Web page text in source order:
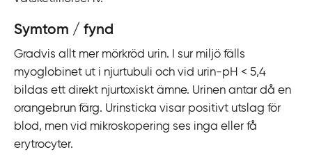
Symtom / fynd
Gradvis allt mer mörkröd urin. I sur miljö fälls
myoglobinet ut i njurtubuli och vid urin-pH < 5,4
bildas ett direkt njurtoxiskt ämne. Urinen antar då en
orangebrun färg. Urinsticka visar positivt utslag för
blod, men vid mikroskopering ses inga eller få
erytrocyter.